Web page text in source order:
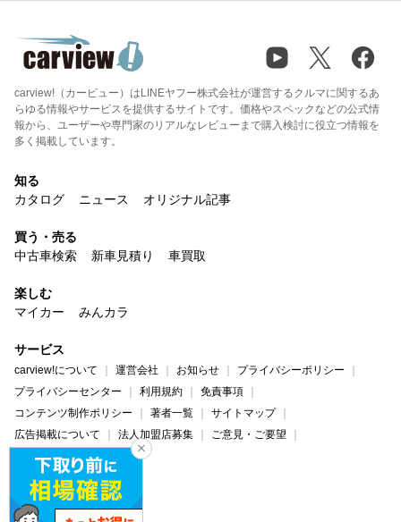
carview!（カービュー）はLINEヤフー株式会社が運営するクルマに関するあ
らゆる情報やサービスを提供するサイトです。価格やスペックなどの公式情
報から、ユーザーや専門家のリアルなレビューまで購入検討に役立つ情報を
多く掲載しています。
知る
カタログ
ニュース オリジナル記事
買う・売る
中古車検索
新車見積り 車買取
楽しむ
マイカー
みんカラ
サービス
carview!について 運営会社 お知らせ
プライバシーポリシー
プライバシーセンター
利用規約
免責事項
コンテンツ制作ポリシー
著者一覧
サイトマップ
広告掲載について
法人加盟店募集
ご意見・ご要望
ヘルプ・お問い合わせ
carview! Yahoo! JAPAN